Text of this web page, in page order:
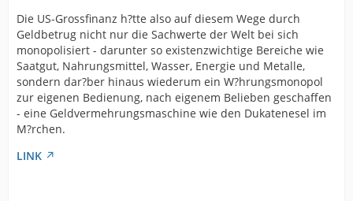
Die US-Grossfinanz h?tte also auf diesem Wege durch
Geldbetrug nicht nur die Sachwerte der Welt bei sich
monopolisiert - darunter so existenzwichtige Bereiche wie
Saatgut, Nahrungsmittel, Wasser, Energie und Metalle,
sondern dar?ber hinaus wiederum ein W?hrungsmonopol
zur eigenen Bedienung, nach eigenem Belieben geschaffen
- eine Geldvermehrungsmaschine wie den Dukatenesel im
M?rchen.
LINK